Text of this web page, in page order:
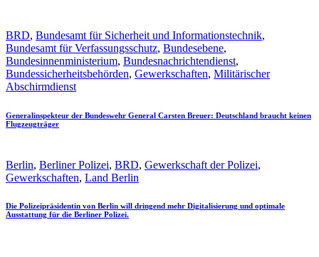
BRD, Bundesamt für Sicherheit und Informationstechnik,
Bundesamt für Verfassungsschutz, Bundesebene,
Bundesinnenministerium, Bundesnachrichtendienst,
Bundessicherheitsbehörden, Gewerkschaften, Militärischer
Abschirmdienst
Generalinspekteur der Bundeswehr General Carsten Breuer: Deutschland braucht keinen
Flugzeugträger
Berlin, Berliner Polizei, BRD, Gewerkschaft der Polizei,
Gewerkschaften, Land Berlin
Die Polizeipräsidentin von Berlin will dringend mehr Digitalisierung und optimale
Ausstattung für die Berliner Polizei.